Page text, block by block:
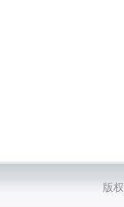
版